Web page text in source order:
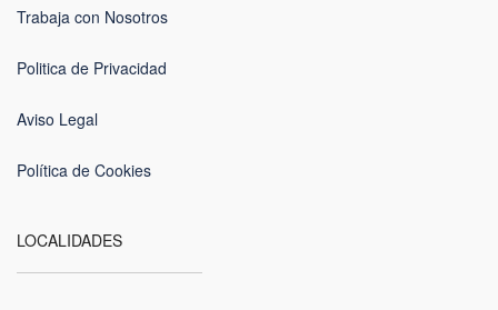
Trabaja con Nosotros
Politica de Privacidad
Aviso Legal
Política de Cookies
LOCALIDADES